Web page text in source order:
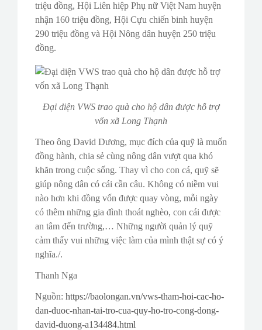
triệu đồng, Hội Liên hiệp Phụ nữ Việt Nam huyện
nhận 160 triệu đồng, Hội Cựu chiến binh huyện
290 triệu đồng và Hội Nông dân huyện 250 triệu
đồng.
Đại diện VWS trao quà cho hộ dân được hỗ trợ
vốn xã Long Thạnh
Theo ông David Dương, mục đích của quỹ là muốn
đồng hành, chia sẻ cùng nông dân vượt qua khó
khăn trong cuộc sống. Thay vì cho con cá, quỹ sẽ
giúp nông dân có cái cần câu. Không có niềm vui
nào hơn khi đồng vốn được quay vòng, mỗi ngày
có thêm những gia đình thoát nghèo, con cái được
an tâm đến trường,… Những người quản lý quỹ
cảm thấy vui những việc làm của mình thật sự có ý
nghĩa./.
Thanh Nga
Nguồn: https://baolongan.vn/vws-tham-hoi-cac-ho-
dan-duoc-nhan-tai-tro-cua-quy-ho-tro-cong-dong-
david-duong-a134484.html